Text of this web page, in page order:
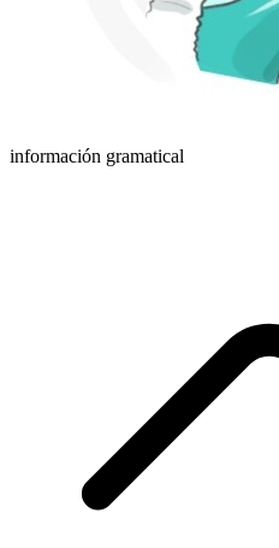
información gramatical